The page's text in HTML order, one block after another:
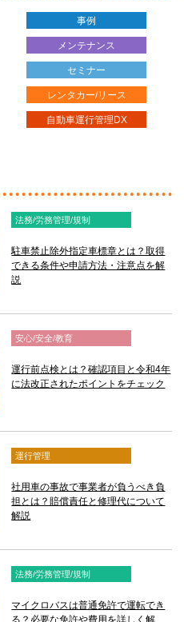
事例
メンテナンス
セミナー
レンタカー/リース
自動車運行管理DX
法務/労務管理/規制
駐車禁止除外指定車標章とは？取得
できる条件や申請方法・注意点を解
説
安心/安全/教育
運行前点検とは？確認項目と令和4年
に法改正されたポイントをチェック
運行管理
社用車の事故で事業者が負うべき負
担とは？賠償責任と修理代について
解説
法務/労務管理/規制
マイクロバスは普通免許で運転でき
る？必要な免許や費用を詳しく解